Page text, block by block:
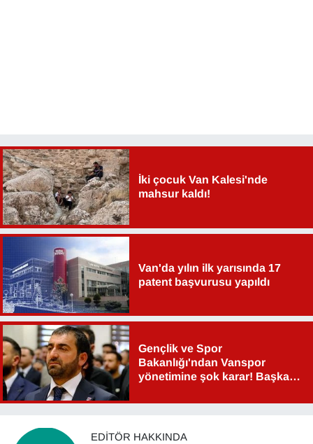
İki çocuk Van Kalesi'nde
mahsur kaldı!
Van'da yılın ilk yarısında 17
patent başvurusu yapıldı
Gençlik ve Spor
Bakanlığı'ndan Vanspor
yönetimine şok karar! Başkan
EDITÖR HAKKINDA